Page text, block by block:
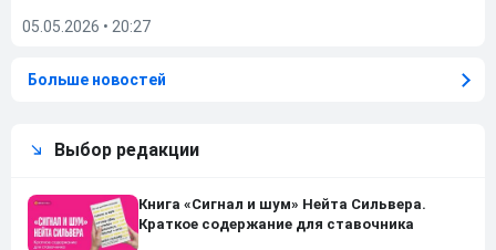
05.05.2026 • 20:27
Больше новостей
Выбор редакции
Книга «Сигнал и шум» Нейта Сильвера.
Краткое содержание для ставочника